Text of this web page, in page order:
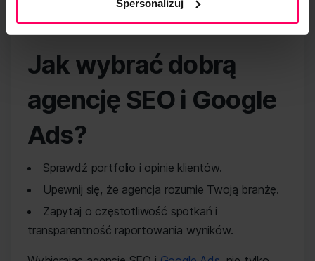
Spersonalizuj
ofertowych i wyższą konwersję z reklam.
Jak wybrać dobrą
agencję SEO i Google
Ads?
Sprawdź portfolio i opinie klientów.
Upewnij się, że agencja rozumie Twoją branżę.
Zapytaj o częstotliwość spotkań i
transparentność raportowania wyników.